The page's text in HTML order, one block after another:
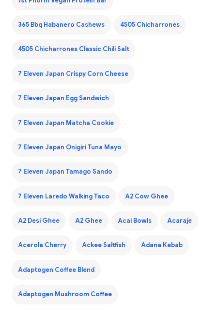
365 Bbq Habanero Cashews 4505 Chicharrones
4505 Chicharrones Classic Chili Salt
7 Eleven Japan Crispy Corn Cheese
7 Eleven Japan Egg Sandwich
7 Eleven Japan Matcha Cookie
7 Eleven Japan Onigiri Tuna Mayo
7 Eleven Japan Tamago Sando
7 Eleven Laredo Walking Taco A2 Cow Ghee
A2 Desi Ghee A2 Ghee Acai Bowls Acaraje
Acerola Cherry Ackee Saltfish Adana Kebab
Adaptogen Coffee Blend
Adaptogen Mushroom Coffee